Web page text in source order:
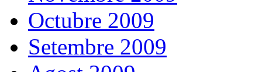
Octubre 2009
Setembre 2009